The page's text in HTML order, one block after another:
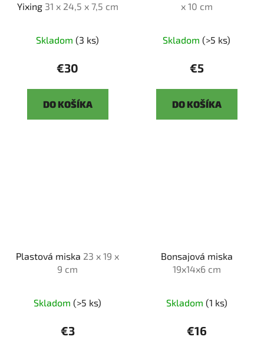
Yixing 31 x 24,5 x 7,5 cm
Skladom (3 ks)
€30
DO KOŠÍKA
x 10 cm
Skladom (>5 ks)
€5
DO KOŠÍKA
Plastová miska 23 x 19 x
9 cm
Skladom (>5 ks)
€3
Bonsajová miska
19x14x6 cm
Skladom (1 ks)
€16